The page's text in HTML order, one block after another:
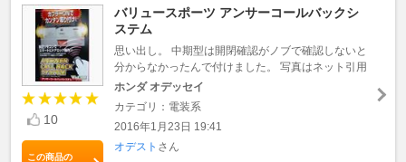
10
この商品の
バリュースポーツ アンサーコールバックシ
ステム
思い出し。 中期型は開閉確認がノブで確認しないと
分からなかったんで付けました。 写真はネット引用
ホンダ オデッセイ
カテゴリ：電装系
2016年1月23日 19:41
オデスト さん